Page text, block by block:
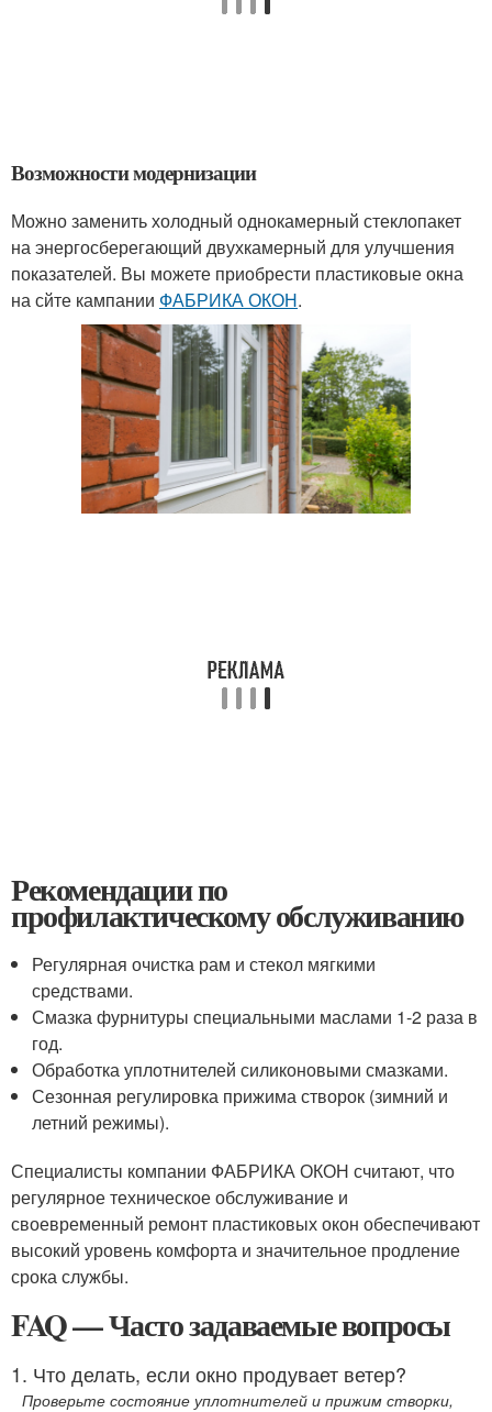
Возможности модернизации
Можно заменить холодный однокамерный стеклопакет
на энергосберегающий двухкамерный для улучшения
показателей. Вы можете приобрести пластиковые окна
на сйте кампании ФАБРИКА ОКОН.
Рекомендации по
профилактическому обслуживанию
Регулярная очистка рам и стекол мягкими
средствами.
Смазка фурнитуры специальными маслами 1-2 раза в
год.
Обработка уплотнителей силиконовыми смазками.
Сезонная регулировка прижима створок (зимний и
летний режимы).
Специалисты компании ФАБРИКА ОКОН считают, что
регулярное техническое обслуживание и
своевременный ремонт пластиковых окон обеспечивают
высокий уровень комфорта и значительное продление
срока службы.
FAQ — Часто задаваемые вопросы
1. Что делать, если окно продувает ветер?
Проверьте состояние уплотнителей и прижим створки,